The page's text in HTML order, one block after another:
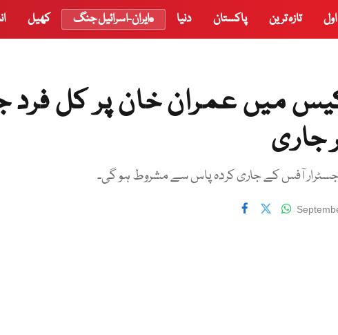
تازہ ترین پاکستان دنیا ایران-اسرائیل جنگ کھیل
میں عمران خان پر کل فرد
جاری
آفس کے جاری کردہ پاس سے مشروط ہو گی۔